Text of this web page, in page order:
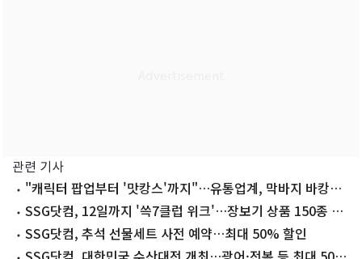
관련 기사
"캐릭터 팝업부터 '맛캉스'까지"…유통업계, 막바지 바캉스·
여름 세일 총공세
SSG닷컴, 12일까지 '쓱7클럽 위크'…장보기 상품 150종 할
인 SSG닷컴, 추석 선물세트 사전 예약…최대 50% 할인